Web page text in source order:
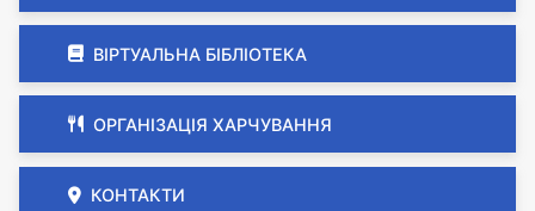
ВІРТУАЛЬНА БІБЛІОТЕКА
ОРГАНІЗАЦІЯ ХАРЧУВАННЯ
КОНТАКТИ